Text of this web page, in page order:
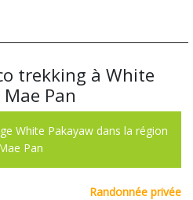
trekking à White
Pan
White Pakayaw dans la région
Pan
Randonnée privée